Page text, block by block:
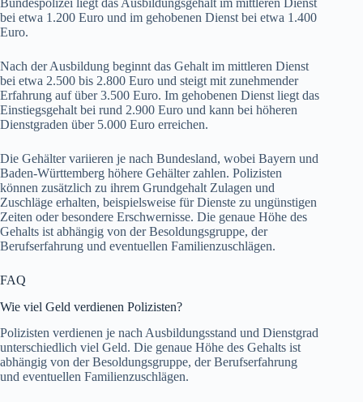
bei etwa 1.200 Euro und im gehobenen Dienst bei etwa 1.400
Euro.
Nach der Ausbildung beginnt das Gehalt im mittleren Dienst
bei etwa 2.500 bis 2.800 Euro und steigt mit zunehmender
Erfahrung auf über 3.500 Euro. Im gehobenen Dienst liegt das
Einstiegsgehalt bei rund 2.900 Euro und kann bei höheren
Dienstgraden über 5.000 Euro erreichen.
Die Gehälter variieren je nach Bundesland, wobei Bayern und
Baden-Württemberg höhere Gehälter zahlen. Polizisten
können zusätzlich zu ihrem Grundgehalt Zulagen und
Zuschläge erhalten, beispielsweise für Dienste zu ungünstigen
Zeiten oder besondere Erschwernisse. Die genaue Höhe des
Gehalts ist abhängig von der Besoldungsgruppe, der
Berufserfahrung und eventuellen Familienzuschlägen.
FAQ
Wie viel Geld verdienen Polizisten?
Polizisten verdienen je nach Ausbildungsstand und Dienstgrad
unterschiedlich viel Geld. Die genaue Höhe des Gehalts ist
abhängig von der Besoldungsgruppe, der Berufserfahrung
und eventuellen Familienzuschlägen.